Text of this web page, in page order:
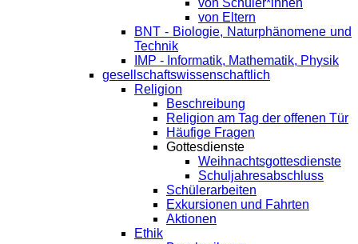
von Schüler*innen
von Eltern
BNT - Biologie, Naturphänomene und
Technik
IMP - Informatik, Mathematik, Physik
gesellschaftswissenschaftlich
Religion
Beschreibung
Religion am Tag der offenen Tür
Häufige Fragen
Gottesdienste
Weihnachtsgottesdienste
Schuljahresabschluss
Schülerarbeiten
Exkursionen und Fahrten
Aktionen
Ethik